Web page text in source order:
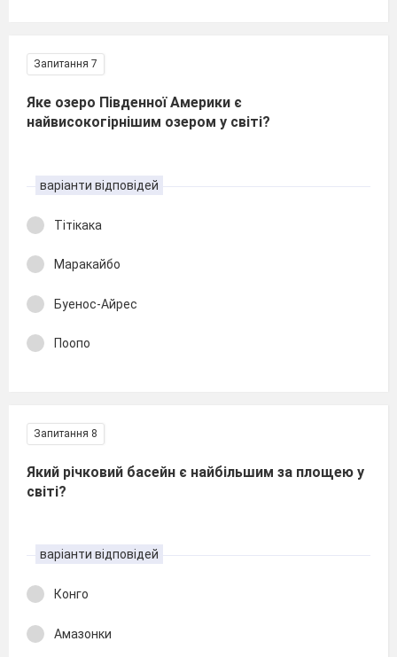
Запитання 7
Яке озеро Південної Америки є
найвисокогірнішим озером у світі?
варіанти відповідей
Тітікака
Маракайбо
Буенос-Айрес
Поопо
Запитання 8
Який річковий басейн є найбільшим за площею у
світі?
варіанти відповідей
Конго
Амазонки